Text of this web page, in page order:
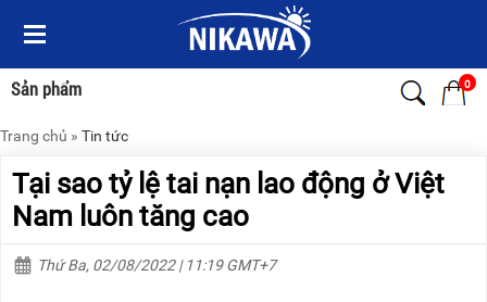
Sản phẩm 0
Menu
Sản
phẩm
TRANG
THANG
NHÔM
XE
Menu
Sản
phẩm
TRANG
THANG
NHÔM
THANG
Trang chủ » Tin tức
Tại sao tỷ lệ tai nạn lao động ở Việt
Nam luôn tăng cao
Thứ Ba, 02/08/2022 | 11:19 GMT+7